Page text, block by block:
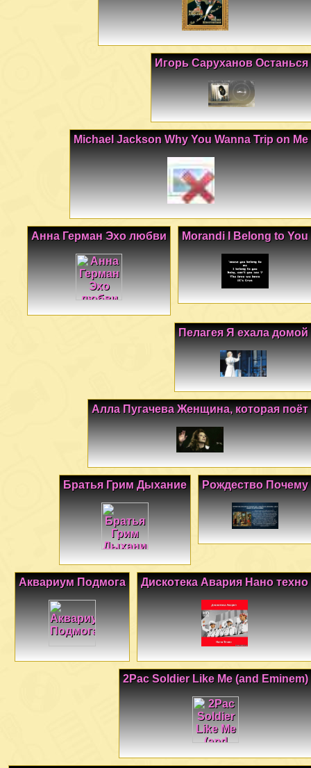
Игорь Саруханов Останься
Michael Jackson Why You Wanna Trip on Me
Morandi I Belong to You
Анна Герман Эхо любви
Пелагея Я ехала домой
Алла Пугачева Женщина, которая поёт
Рождество Почему
Братья Грим Дыхание
Дискотека Авария Нано техно
Аквариум Подмога
2Pac Soldier Like Me (and Eminem)